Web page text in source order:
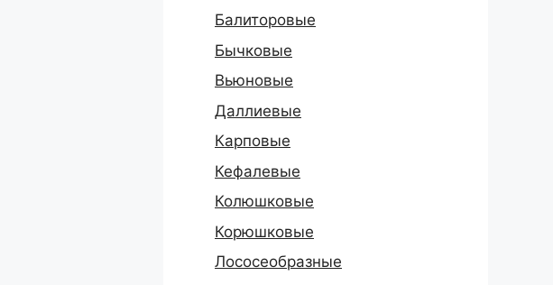
Балиторовые
Бычковые
Вьюновые
Даллиевые
Карповые
Кефалевые
Колюшковые
Корюшковые
Лососеобразные